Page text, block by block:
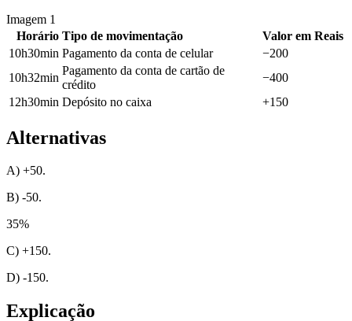
Imagem 1
Horário Tipo de movimentação
Valor em Reais
10h30min Pagamento da conta de celular
−200
10h32min
Pagamento da conta de cartão de
crédito
−400
12h30min Depósito no caixa +150
Alternativas
A) +50.
B) -50.
35%
C) +150.
D) -150.
Explicação